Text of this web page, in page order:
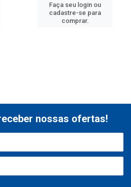
Faça seu login ou
cadastre-se para
comprar.
nossas ofertas!